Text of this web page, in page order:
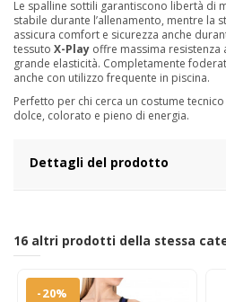
Le spalline sottili garantiscono libertà di
stabile durante l’allenamento, mentre la
assicura comfort e sicurezza anche
tessuto X-Play offre massima
grande elasticità. Completamente
anche con utilizzo frequente in piscina.
Perfetto per chi cerca un costume
dolce, colorato e pieno di energia.
Dettagli del prodotto
16 altri prodotti della stessa
-20%